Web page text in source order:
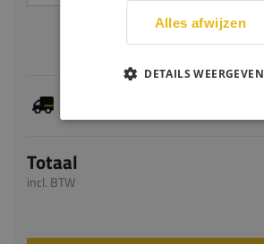
Totaal
incl. BTW
Alles afwijzen
DETAILS WEERGEVEN